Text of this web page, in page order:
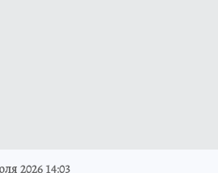
2026 14:03